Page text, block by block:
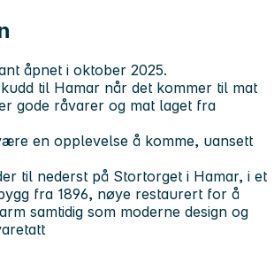
åpnet i oktober 2025.
til Hamar når det kommer til mat
gode råvarer og mat laget fra
en opplevelse å komme, uansett
til nederst på Stortorget i Hamar, i et
fra 1896, nøye restaurert for å
samtidig som moderne design og